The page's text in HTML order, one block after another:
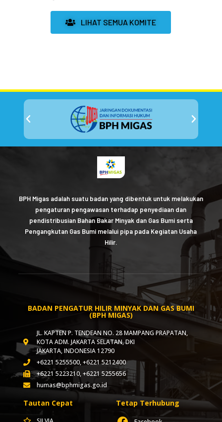
LIHAT SEMUA KOMITE
BPH Migas adalah suatu badan yang dibentuk untuk melakukan
pengaturan pengawasan terhadap penyediaan dan
pendistribusian Bahan Bakar Minyak dan Gas Bumi serta
Pengangkutan Gas Bumi melalui pipa pada Kegiatan Usaha
Hilir.
BADAN PENGATUR HILIR MINYAK DAN GAS BUMI
(BPH MIGAS)
JL. KAPTEN P. TENDEAN NO. 28 MAMPANG PRAPATAN,
KOTA ADM. JAKARTA SELATAN, DKI
JAKARTA, INDONESIA 12790
+6221 5255500, +6221 5212400
+6221 5223210, +6221 5255656
humas@bphmigas.go.id
Tautan Cepat Tetap Terhubung